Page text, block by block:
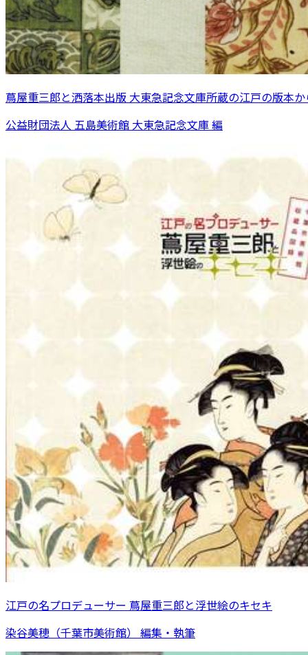
蔦屋重三郎と洒落本出版 大東急記念文庫所蔵の江戸の版本
公益財団法人 五島美術館 大東急記念文庫 編
江戸の名プロデューサー 蔦屋重三郎と浮世絵のキセキ
染谷美穂（千葉市美術館） 編集・執筆